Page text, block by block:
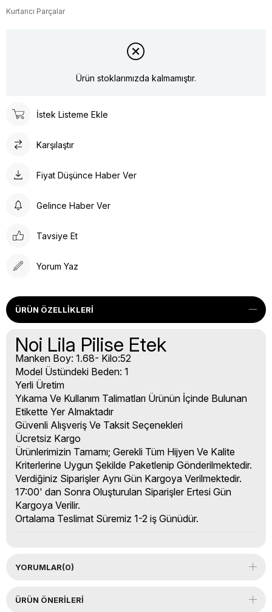
Kurtarıcı Parçalar
Ürün stoklarımızda kalmamıştır.
İstek Listeme Ekle
Karşılaştır
Fiyat Düşünce Haber Ver
Gelince Haber Ver
Tavsiye Et
Yorum Yaz
ÜRÜN ÖZELLIKLERI
Noi Lila Pilise Etek
Manken Boy: 1.68- Kilo:52
Model Üstündeki Beden: 1
Yerli Üretim
Yıkama Ve Kullanım Talimatları Ürünün İçinde Bulunan
Etikette Yer Almaktadır
Güvenli Alışveriş Ve Taksit Seçenekleri
Ücretsiz Kargo
Ürünlerimizin Tamamı; Gerekli Tüm Hijyen Ve Kalite
Kriterlerine Uygun Şekilde Paketlenip Gönderilmektedir.
Verdiğiniz Siparişler Aynı Gün Kargoya Verilmektedir.
17:00' dan Sonra Oluşturulan Siparişler Ertesi Gün
Kargoya Verilir.
Ortalama Teslimat Süremiz 1-2 iş Günüdür.
YORUMLAR(0)
ÜRÜN ÖNERILERI